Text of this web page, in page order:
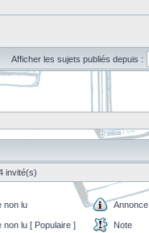
Afficher les sujets publiés depuis :
invité(s)
non lu Annonce
non lu [ Populaire ] Note